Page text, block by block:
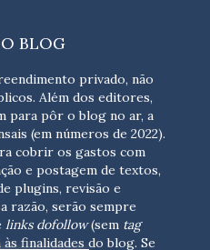
BLOG
privado, não
Além dos editores,
para pôr o blog no ar, a
(em números de 2022).
cobrir os gastos com
e postagem de textos,
plugins, revisão e
razão, serão sempre
links dofollow(sem tag
às finalidades do blog. Se